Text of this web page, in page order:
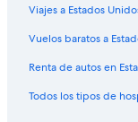
Hoteles en Matougues
Hoteles en
Hoteles en Salon
Hoteles en La Caure
Viajes a Estados
Vuelos baratos a
Renta de autos en
Todos los tipos de